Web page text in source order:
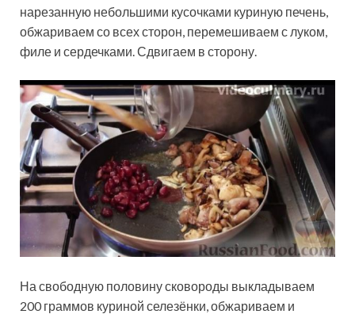
нарезанную небольшими кусочками куриную печень,
обжариваем со всех сторон, перемешиваем с луком,
филе и сердечками. Сдвигаем в сторону.
На свободную половину сковороды выкладываем
200 граммов куриной селезёнки, обжариваем и